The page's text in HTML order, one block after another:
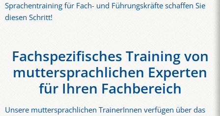
Sprachentraining für Fach- und Führungskräfte schaffen Sie
diesen Schritt!
Fachspezifisches Training von
muttersprachlichen Experten
für Ihren Fachbereich
Unsere muttersprachlichen TrainerInnen verfügen über das